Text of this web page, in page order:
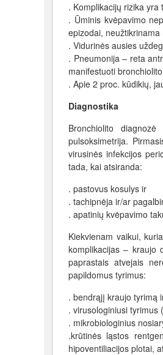
. Komplikacijų rizika
. Ūminis kvėpavimo
epizodai,
. Vidurinės ausies
. Pneumonija – reta
manifestuoti
. Apie 2 proc. kūdikių,
Diagnostika
Bronchiolito
pulsoksimetrija.
virusinės infekcijos
tada, kai atsiranda:
. pastovus kosulys ir
. tachipnėja ir/ar
. apatinių kvėpavimo
Kiekvienam vaikui,
komplikacijas – kraujo
paprastais atvejais
papildomus tyrimus:
. bendrąjį kraujo tyrimą
. virusologiniusi tyrimus
. mikrobiologinius
.krūtinės ląstos
hipoventiliacijos plotai,